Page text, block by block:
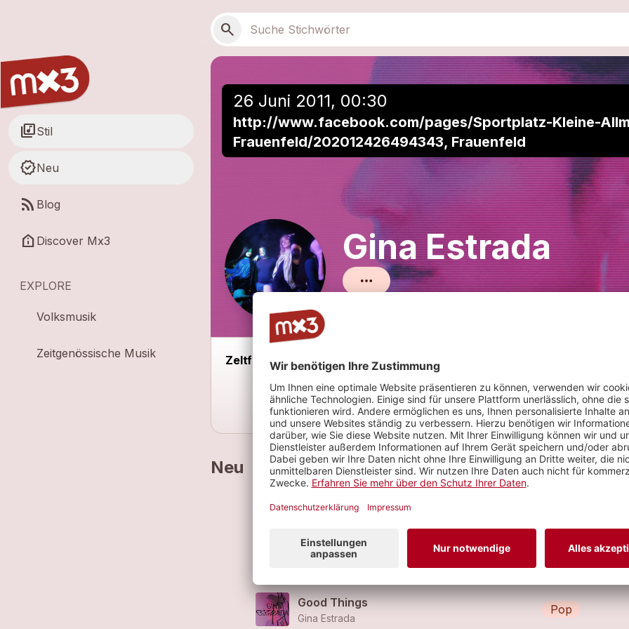
Suchen
search
library_musicStil
new_releasesNeu
rss_feed Blog
help_clinic Discover Mx3
EXPLORE
Volksmusik
Zeitgenössische Musik
26 Juni 2011, 00:30
http://www.facebook.com/pages/Sportplatz-Kleine-
Frauenfeld/202012426494343, Frauenfeld
Gina Estrada
Zeltfest Frauenfeld
Neu
One Word
EXACTLY LIKE YOU
Good Things
Gina Estrada
Pop
Einer Playlist hinzufügen